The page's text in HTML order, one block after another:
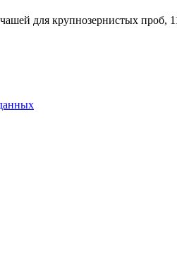
для крупнозернистых проб,